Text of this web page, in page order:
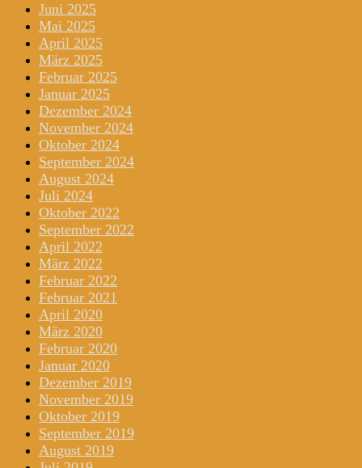
Juni 2025
Mai 2025
April 2025
März 2025
Februar 2025
Januar 2025
Dezember 2024
November 2024
Oktober 2024
September 2024
August 2024
Juli 2024
Oktober 2022
September 2022
April 2022
März 2022
Februar 2022
Februar 2021
April 2020
März 2020
Februar 2020
Januar 2020
Dezember 2019
November 2019
Oktober 2019
September 2019
August 2019